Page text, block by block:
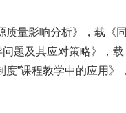
质量影响分析》，载《
题及其应对策略》，
”课程教学中的应用